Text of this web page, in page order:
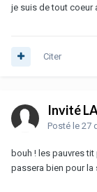
je suis de tout coeur
Citer
Invité
Posté le 27
bouh ! les pauvres
passera bien pour la